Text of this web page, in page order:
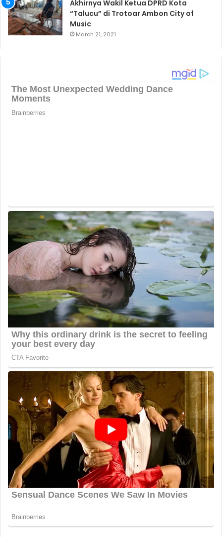
Akhirnya Wakil Ketua DPRD Kota
“Talucu” di Trotoar Ambon City of
Music
March 21, 2021